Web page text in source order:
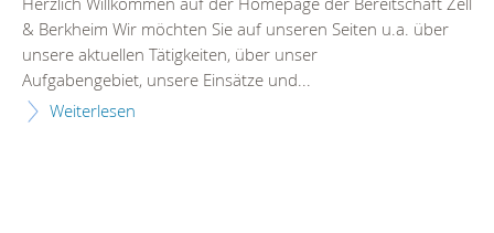
& Berkheim Wir möchten Sie auf unseren Seiten u.a. über
unsere aktuellen Tätigkeiten, über unser
Aufgabengebiet, unsere Einsätze und...
Weiterlesen